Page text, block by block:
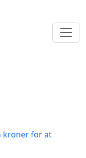
kroner for at